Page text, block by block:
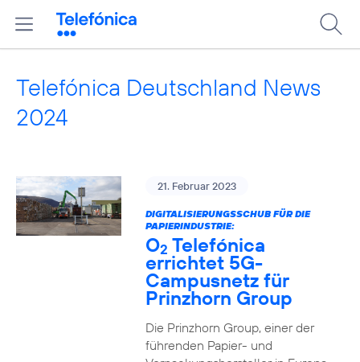
Telefónica Deutschland News
2024
21. Februar 2023
DIGITALISIERUNGSSCHUB FÜR DIE
PAPIERINDUSTRIE:
O2 Telefónica
errichtet 5G-
Campusnetz für
Prinzhorn Group
Die Prinzhorn Group, einer der
führenden Papier- und